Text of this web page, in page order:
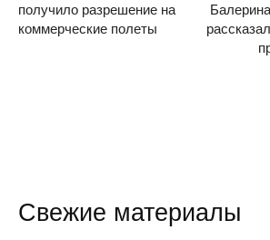
получило разрешение на
коммерческие полеты
Свежие материалы